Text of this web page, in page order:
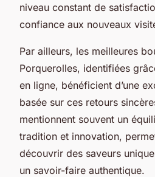
niveau constant de
confiance aux nouveaux
Par ailleurs, les meilleures
Porquerolles, identifiées
en ligne, bénéficient d’une
basée sur ces retours
mentionnent souvent un
tradition et innovation,
découvrir des saveurs
un savoir-faire authentique.